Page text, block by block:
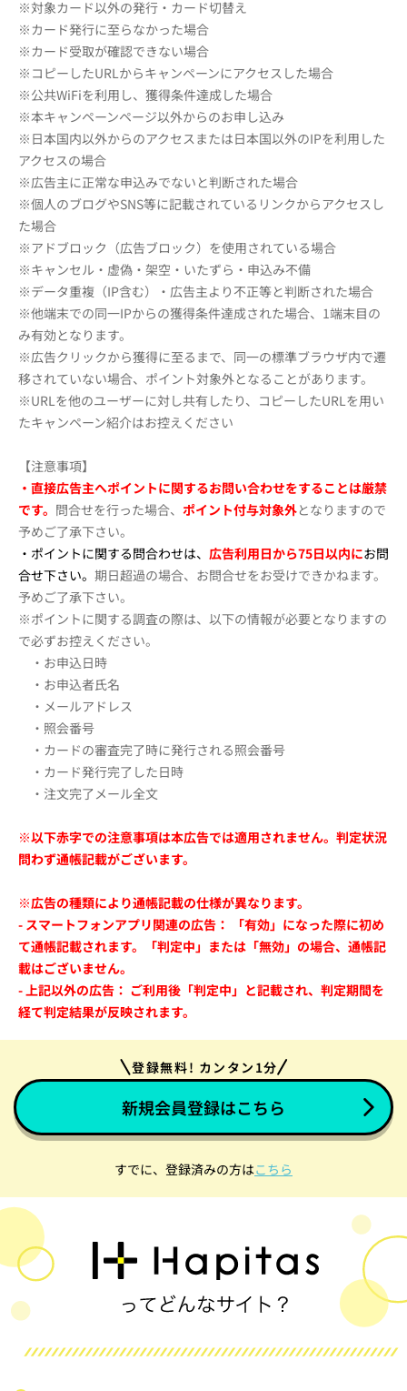
※対象カード以外の発行・カード切替え
※カード発行に至らなかった場合
※カード受取が確認できない場合
※コピーしたURLからキャンペーンにアクセスした場合
※公共WiFiを利用し、獲得条件達成した場合
※本キャンペーンページ以外からのお申し込み
※日本国内以外からのアクセスまたは日本国以外のIPを利用した
アクセスの場合
※広告主に正常な申込みでないと判断された場合
※個人のブログやSNS等に記載されているリンクからアクセスし
た場合
※アドブロック（広告ブロック）を使用されている場合
※キャンセル・虚偽・架空・いたずら・申込み不備
※データ重複（IP含む）・広告主より不正等と判断された場合
※他端末での同一IPからの獲得条件達成された場合、1端末目の
み有効となります。
※広告クリックから獲得に至るまで、同一の標準ブラウザ内で遷
移されていない場合、ポイント対象外となることがあります。
※URLを他のユーザーに対し共有したり、コピーしたURLを用い
たキャンペーン紹介はお控えください
【注意事項】
・直接広告主へポイントに関するお問い合わせをすることは厳禁
です。 問合せを行った場合、 ポイント付与対象外となりますので
予めご了承下さい。
・ポイントに関する問合わせは、 広告利用日から75日以内にお問
合せ下さい。 期日超過の場合、お問合せをお受けできかねます。
予めご了承下さい。
※ポイントに関する調査の際は、以下の情報が必要となりますの
で必ずお控えください。
・お申込日時
・お申込者氏名
・メールアドレス
・照会番号
・カードの審査完了時に発行される照会番号
・カード発行完了した日時
・注文完了メール全文
※以下赤字での注意事項は本広告では適用されません。判定状況
問わず通帳記載がございます。
※広告の種類により通帳記載の仕様が異なります。
- スマートフォンアプリ関連の広告： 「有効」になった際に初め
て通帳記載されます。「判定中」または「無効」の場合、通帳記
載はございません。
- 上記以外の広告： ご利用後「判定中」と記載され、判定期間を
経て判定結果が反映されます。
登録無料! カンタン1分
新規会員登録はこちら
すでに、登録済みの方はこちら